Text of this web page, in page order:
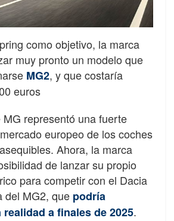
como objetivo, la marca
muy pronto un modelo que
MG2, y que costaría
euros
representó una fuerte
europeo de los coches
Ahora, la marca
de lanzar su propio
para competir con el Dacia
del MG2, que podría
a finales de 2025.